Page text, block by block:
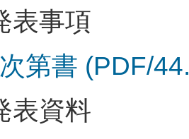
事項
第書 (PDF/
資料